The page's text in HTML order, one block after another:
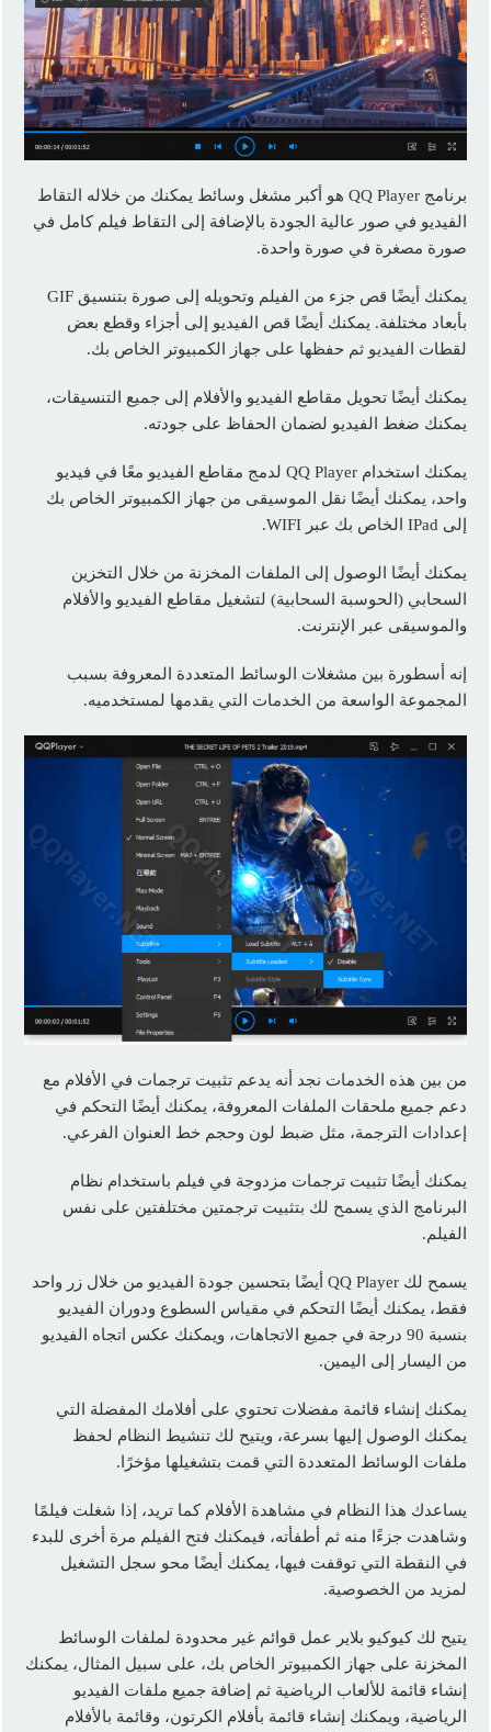
برنامج QQ Player هو أكبر مشغل وسائط يمكنك من خلاله التقاط
الفيديو في صور عالية الجودة بالإضافة إلى التقاط فيلم كامل في
صورة مصغرة في صورة واحدة.
يمكنك أيضًا قص جزء من الفيلم وتحويله إلى صورة بتنسيق GIF
بأبعاد مختلفة. يمكنك أيضًا قص الفيديو إلى أجزاء وقطع بعض
لقطات الفيديو ثم حفظها على جهاز الكمبيوتر الخاص بك.
يمكنك أيضًا تحويل مقاطع الفيديو والأفلام إلى جميع التنسيقات،
يمكنك ضغط الفيديو لضمان الحفاظ على جودته.
يمكنك استخدام QQ Player لدمج مقاطع الفيديو معًا في فيديو
واحد، يمكنك أيضًا نقل الموسيقى من جهاز الكمبيوتر الخاص بك
إلى IPad الخاص بك عبر WIFI.
يمكنك أيضًا الوصول إلى الملفات المخزنة من خلال التخزين
السحابي (الحوسبة السحابية) لتشغيل مقاطع الفيديو والأفلام
والموسيقى عبر الإنترنت.
إنه أسطورة بين مشغلات الوسائط المتعددة المعروفة بسبب
المجموعة الواسعة من الخدمات التي يقدمها لمستخدميه.
من بين هذه الخدمات نجد أنه يدعم تثبيت ترجمات في الأفلام مع
دعم جميع ملحقات الملفات المعروفة، يمكنك أيضًا التحكم في
إعدادات الترجمة، مثل ضبط لون وحجم خط العنوان الفرعي.
يمكنك أيضًا تثبيت ترجمات مزدوجة في فيلم باستخدام نظام
البرنامج الذي يسمح لك بتثبيت ترجمتين مختلفتين على نفس
الفيلم.
يسمح لك QQ Player أيضًا بتحسين جودة الفيديو من خلال زر واحد
فقط، يمكنك أيضًا التحكم في مقياس السطوع ودوران الفيديو
بنسبة 90 درجة في جميع الاتجاهات، ويمكنك عكس اتجاه الفيديو
من اليسار إلى اليمين.
يمكنك إنشاء قائمة مفضلات تحتوي على أفلامك المفضلة التي
يمكنك الوصول إليها بسرعة، ويتيح لك تنشيط النظام لحفظ
ملفات الوسائط المتعددة التي قمت بتشغيلها مؤخرًا.
يساعدك هذا النظام في مشاهدة الأفلام كما تريد، إذا شغلت فيلمًا
وشاهدت جزءًا منه ثم أطفأته، فيمكنك فتح الفيلم مرة أخرى للبدء
في النقطة التي توقفت فيها، يمكنك أيضًا محو سجل التشغيل
لمزيد من الخصوصية.
يتيح لك كيوكيو بلاير عمل قوائم غير محدودة لملفات الوسائط
المخزنة على جهاز الكمبيوتر الخاص بك، على سبيل المثال، يمكنك
إنشاء قائمة للألعاب الرياضية ثم إضافة جميع ملفات الفيديو
الرياضية، ويمكنك إنشاء قائمة بأفلام الكرتون، وقائمة بالأفلام